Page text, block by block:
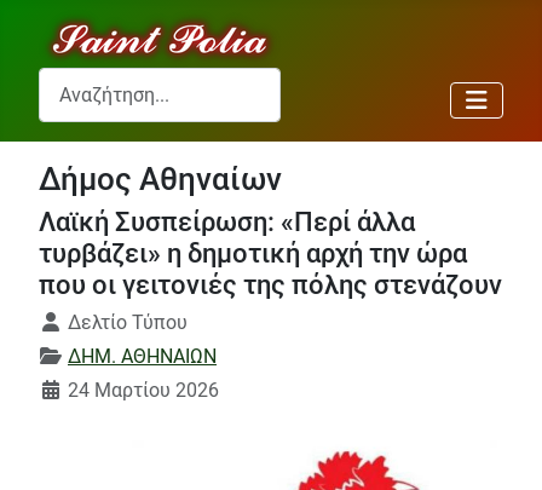
Αναζήτηση...
Δήμος Αθηναίων
Λαϊκή Συσπείρωση: «Περί άλλα
τυρβάζει» η δημοτική αρχή την ώρα
που οι γειτονιές της πόλης στενάζουν
Λεπτομέρειες
Δελτίο Τύπου
ΔΗΜ. ΑΘΗΝΑΙΩΝ
24 Μαρτίου 2026